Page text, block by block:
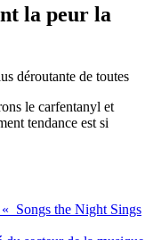
la peur la
le carfentanyl et
tendance est si
Songs the Night Sings